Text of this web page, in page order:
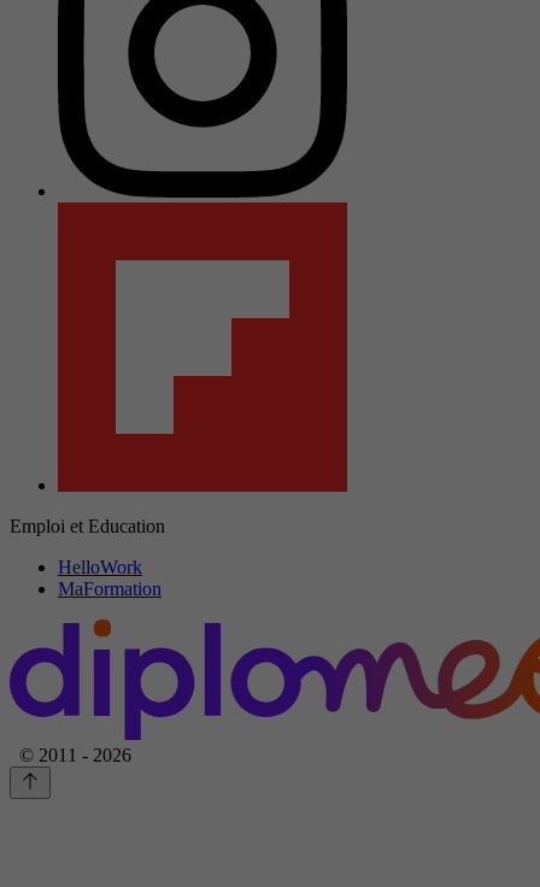
Emploi et Education
HelloWork
MaFormation
© 2011 - 2026